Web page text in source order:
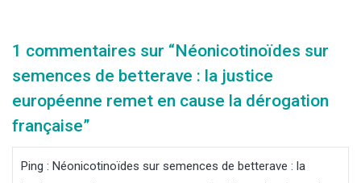
1 commentaires sur “Néonicotinoïdes sur
semences de betterave : la justice
européenne remet en cause la dérogation
française”
Ping : Néonicotinoïdes sur semences de betterave : la